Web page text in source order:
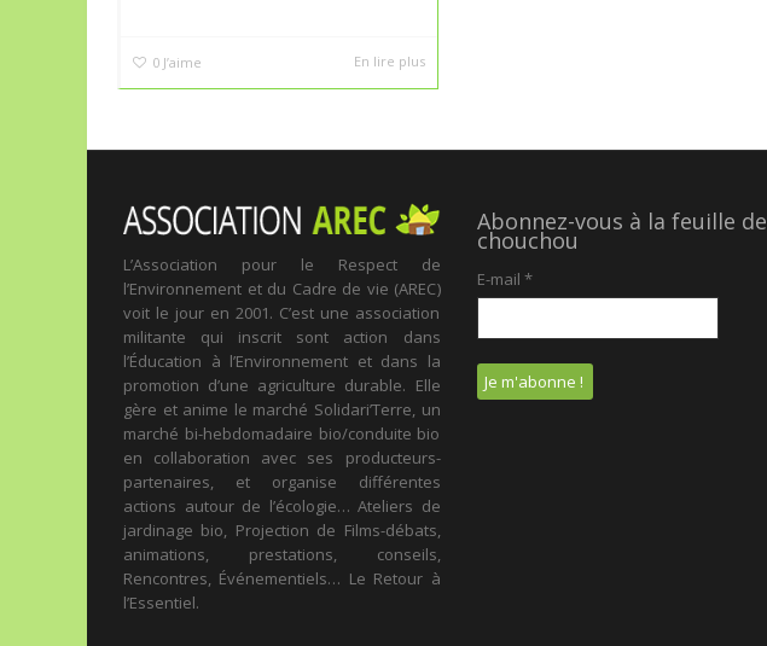
0 J’aime En lire plus
L’Association pour le Respect de
l’Environnement et du Cadre de vie (AREC)
voit le jour en 2001. C’est une association
militante qui inscrit sont action dans
l’Éducation à l’Environnement et dans la
promotion d’une agriculture durable. Elle
gère et anime le marché Solidari’Terre, un
marché bi-hebdomadaire bio/conduite bio
en collaboration avec ses producteurs-
partenaires, et organise différentes
actions autour de l’écologie… Ateliers de
jardinage bio, Projection de Films-débats,
animations, prestations, conseils,
Rencontres, Événementiels… Le Retour à
l’Essentiel.
Abonnez-vous à la feuille de
chouchou
E-mail *